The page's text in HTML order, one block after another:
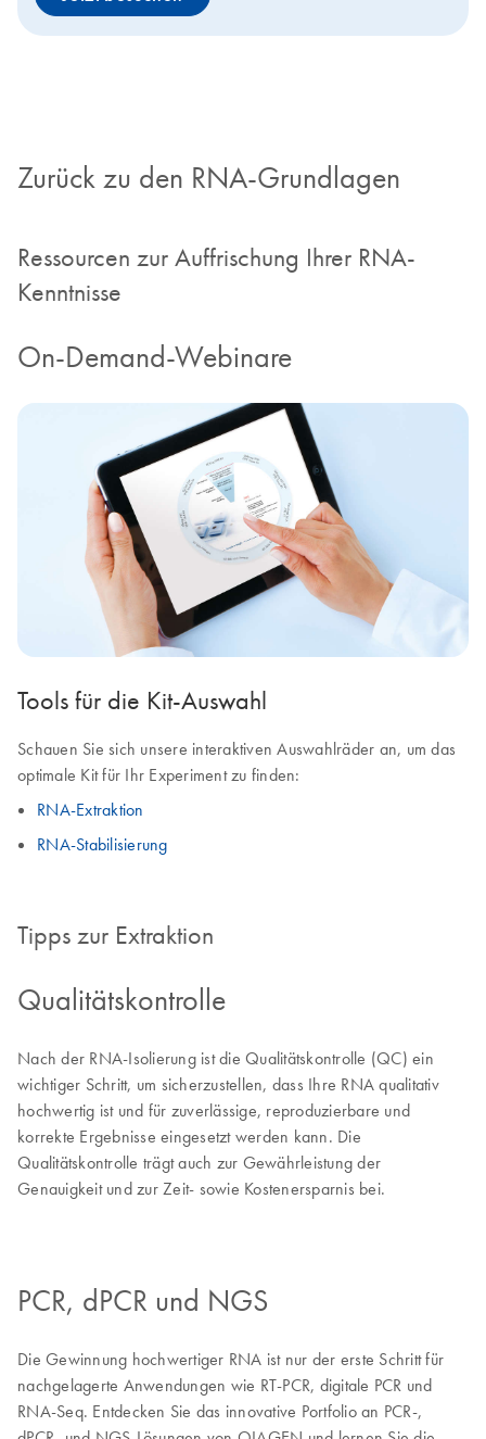
Zurück zu den RNA-Grundlagen
Ressourcen zur Auffrischung Ihrer RNA-
Kenntnisse
On-Demand-Webinare
Tools für die Kit-Auswahl
Schauen Sie sich unsere interaktiven Auswahlräder an, um das
optimale Kit für Ihr Experiment zu finden:
RNA-Extraktion
RNA-Stabilisierung
Tipps zur Extraktion
Qualitätskontrolle
Nach der RNA-Isolierung ist die Qualitätskontrolle (QC) ein
wichtiger Schritt, um sicherzustellen, dass Ihre RNA qualitativ
hochwertig ist und für zuverlässige, reproduzierbare und
korrekte Ergebnisse eingesetzt werden kann. Die
Qualitätskontrolle trägt auch zur Gewährleistung der
Genauigkeit und zur Zeit- sowie Kostenersparnis bei.
PCR, dPCR und NGS
Die Gewinnung hochwertiger RNA ist nur der erste Schritt für
nachgelagerte Anwendungen wie RT-PCR, digitale PCR und
RNA-Seq. Entdecken Sie das innovative Portfolio an PCR-,